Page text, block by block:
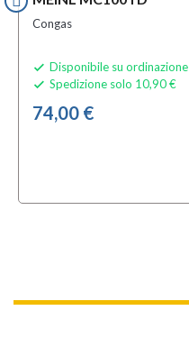
Congas
 Disponibile su ordinazione
 Spedizione solo 10,90 €
74,00 €